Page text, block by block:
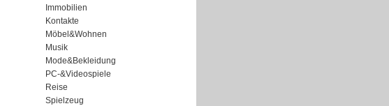
Immobilien
Kontakte
Möbel&Wohnen
Musik
Mode&Bekleidung
PC-&Videospiele
Reise
Spielzeug